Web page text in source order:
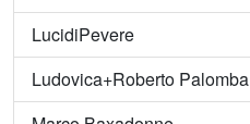
LucidiPevere
Ludovica+Roberto Palomba